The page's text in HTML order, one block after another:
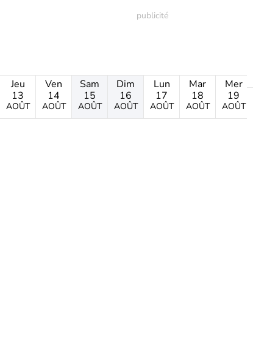
Jeu
13
AOÛT
Ven
14
AOÛT
Sam
15
AOÛT
Dim
16
AOÛT
Lun
17
AOÛT
Mar
18
AOÛT
Mer
19
AOÛT